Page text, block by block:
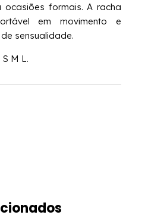
ocasiões formais. A racha
em movimento e
sensualidade.
M L.